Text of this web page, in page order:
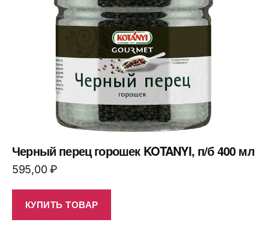
Черный перец горошек KOTANYI, п/б 400 мл
595,00₽
КУПИТЬ ТОВАР